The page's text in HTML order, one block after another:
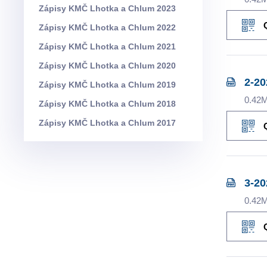
Zápisy KMČ Lhotka a Chlum 2023
Zápisy KMČ Lhotka a Chlum 2022
Zápisy KMČ Lhotka a Chlum 2021
Zápisy KMČ Lhotka a Chlum 2020
Zápisy KMČ Lhotka a Chlum 2019
Zápisy KMČ Lhotka a Chlum 2018
Zápisy KMČ Lhotka a Chlum 2017
2-
3-